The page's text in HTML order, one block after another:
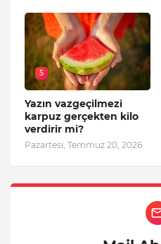
5
Yazın vazgeçilmezi
karpuz gerçekten kilo
verdirir mi?
Pazartesi, Temmuz 20, 2026